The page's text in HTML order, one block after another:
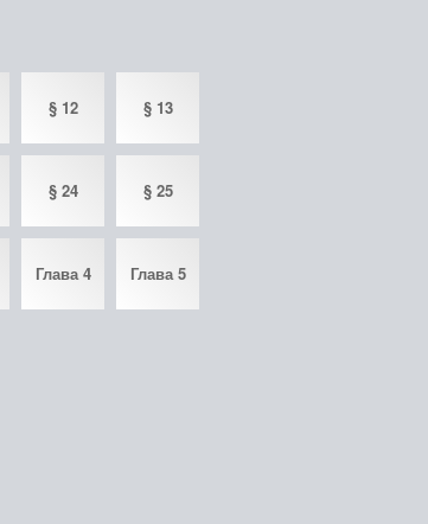
§ 12 § 13
§ 24 § 25
Глава 4 Глава 5